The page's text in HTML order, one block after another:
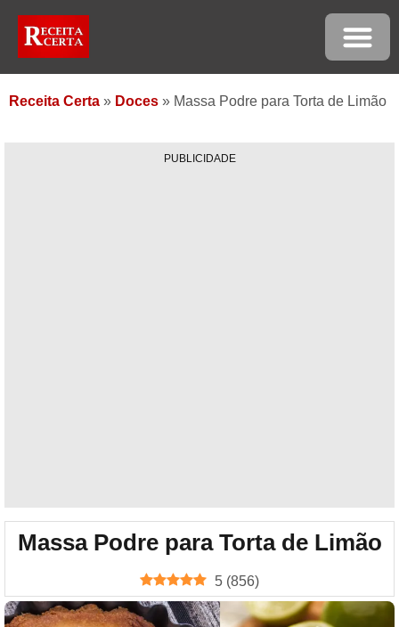
Receita Certa » Doces » Massa Podre para Torta de Limão
PUBLICIDADE
Massa Podre para Torta de Limão
5 (856)